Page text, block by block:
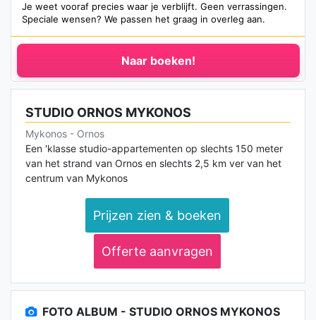
Je weet vooraf precies waar je verblijft. Geen verrassingen.
Speciale wensen? We passen het graag in overleg aan.
Naar boeken!
STUDIO ORNOS MYKONOS
Mykonos - Ornos
Een 'klasse studio-appartementen op slechts 150 meter
van het strand van Ornos en slechts 2,5 km ver van het
centrum van Mykonos
Prijzen zien & boeken
Offerte aanvragen
FOTO ALBUM - STUDIO ORNOS MYKONOS